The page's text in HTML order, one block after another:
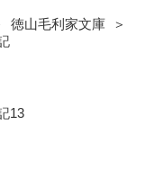
徳山毛利家文庫 ＞
13